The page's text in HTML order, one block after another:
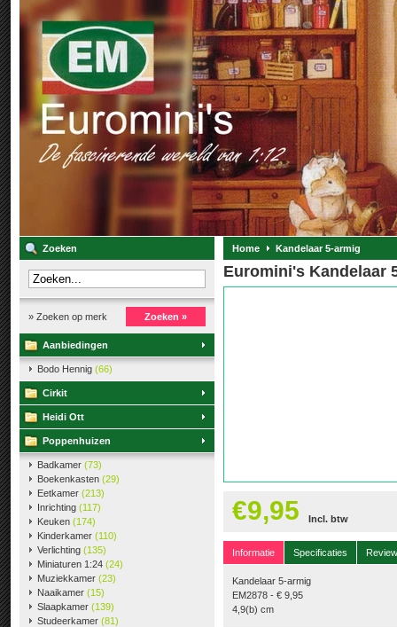
Zoeken
» Zoeken op merk Zoeken »
Aanbiedingen
Bodo Hennig (66)
Cirkit
Heidi Ott
Poppenhuizen
Badkamer (73)
Boekenkasten (29)
Eetkamer (213)
Inrichting (117)
Keuken (174)
Kinderkamer (110)
Verlichting (135)
Miniaturen 1:24 (24)
Muziekkamer (23)
Naaikamer (15)
Slaapkamer (139)
Studeerkamer (81)
Home Kandelaar 5-armig
Euromini's Kandelaar
€9,95 Incl. btw
Informatie Specificaties
Kandelaar 5-armig
EM2878 - € 9,95
4,9(b) cm